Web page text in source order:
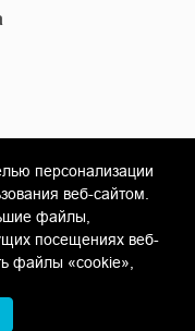
ООО «Гамма
персонализации
веб-сайтом.
файлы,
посещениях веб-
файлы «cookie»,